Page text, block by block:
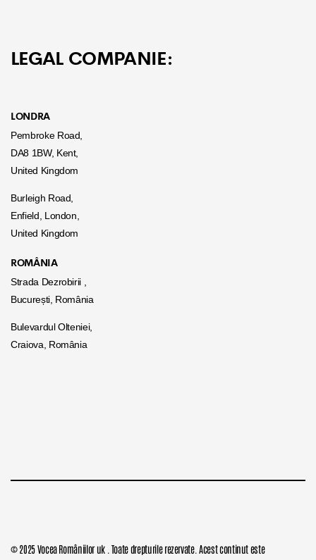
LEGAL COMPANIE:
LONDRA
Pembroke Road,
DA8 1BW, Kent,
United Kingdom
Burleigh Road,
Enfield, London,
United Kingdom
ROMÂNIA
Strada Dezrobirii ,
București, România
Bulevardul Olteniei,
Craiova, România
© 2025 Vocea Româniilor uk . Toate drepturile rezervate. Acest continut este